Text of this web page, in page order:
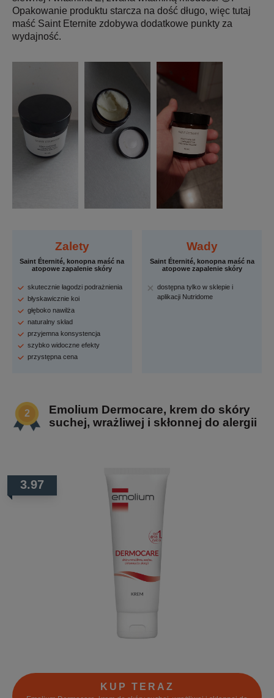
Opakowanie produktu starcza na dość długo, więc tutaj
maść Saint Eternite zdobywa dodatkowe punkty za
wydajność.
Zalety
Saint Éternité, konopna maść na
atopowe zapalenie skóry
skutecznie łagodzi podrażnienia
błyskawicznie koi
głęboko nawilża
naturalny skład
przyjemna konsystencja
szybko widoczne efekty
przystępna cena
Wady
Saint Éternité, konopna maść na
atopowe zapalenie skóry
dostępna tylko w sklepie i
aplikacji Nutridome
Emolium Dermocare, krem do skóry
suchej, wrażliwej i skłonnej do alergii
3.97
KUP TERAZ